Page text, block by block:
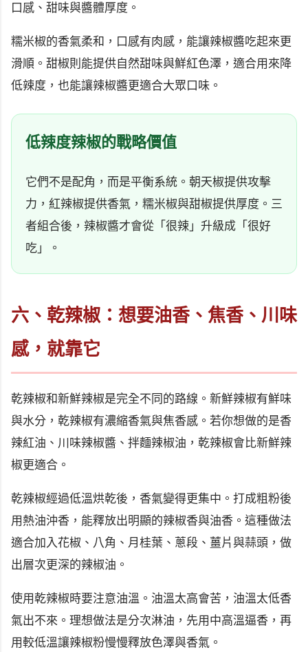
口感、甜味與醬體厚度。
糯米椒的香氣柔和，口感有肉感，能讓辣椒醬吃起來更
滑順。甜椒則能提供自然甜味與鮮紅色澤，適合用來降
低辣度，也能讓辣椒醬更適合大眾口味。
低辣度辣椒的戰略價值
它們不是配角，而是平衡系統。朝天椒提供攻擊
力，紅辣椒提供香氣，糯米椒與甜椒提供厚度。三
者組合後，辣椒醬才會從「很辣」升級成「很好
吃」。
六、乾辣椒：想要油香、焦香、川味
感，就靠它
乾辣椒和新鮮辣椒是完全不同的路線。新鮮辣椒有鮮味
與水分，乾辣椒有濃縮香氣與焦香感。若你想做的是香
辣紅油、川味辣椒醬、拌麵辣椒油，乾辣椒會比新鮮辣
椒更適合。
乾辣椒經過低溫烘乾後，香氣變得更集中。打成粗粉後
用熱油沖香，能釋放出明顯的辣椒香與油香。這種做法
適合加入花椒、八角、月桂葉、蔥段、薑片與蒜頭，做
出層次更深的辣椒油。
使用乾辣椒時要注意油溫。油溫太高會苦，油溫太低香
氣出不來。理想做法是分次淋油，先用中高溫逼香，再
用較低溫讓辣椒粉慢慢釋放色澤與香氣。